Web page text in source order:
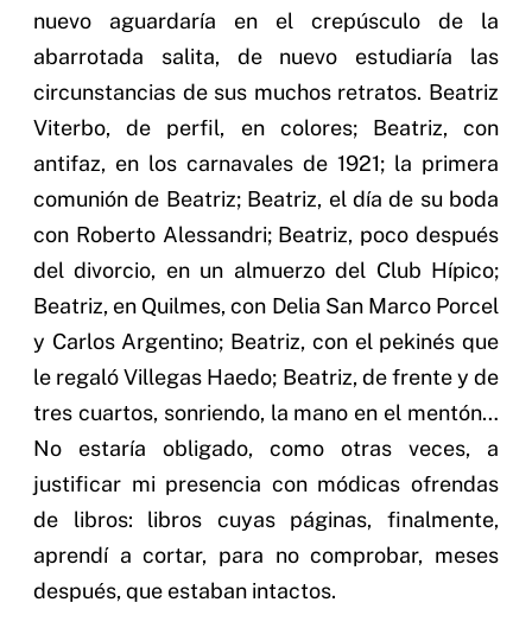
nuevo aguardaría en el crepúsculo de la
abarrotada salita, de nuevo estudiaría las
circunstancias de sus muchos retratos. Beatriz
Viterbo, de perfil, en colores; Beatriz, con
antifaz, en los carnavales de 1921; la primera
comunión de Beatriz; Beatriz, el día de su boda
con Roberto Alessandri; Beatriz, poco después
del divorcio, en un almuerzo del Club Hípico;
Beatriz, en Quilmes, con Delia San Marco Porcel
y Carlos Argentino; Beatriz, con el pekinés que
le regaló Villegas Haedo; Beatriz, de frente y de
tres cuartos, sonriendo, la mano en el mentón…
No estaría obligado, como otras veces, a
justificar mi presencia con módicas ofrendas
de libros: libros cuyas páginas, finalmente,
aprendí a cortar, para no comprobar, meses
después, que estaban intactos.